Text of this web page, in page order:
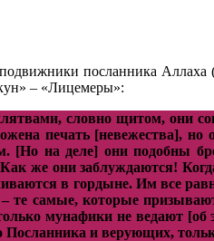
посланника
– «Лицемеры»:
словно щитом, они
печать [невежества],
[Но на деле] они подобны
же они заблуждаются!
в гордыне. Им все
самые, которые
мунафики не ведают
Посланника и верующих,